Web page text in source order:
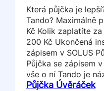
Která půjčka je
Tando? Maximálně
Kč Kolik zaplatíte
200 Kč Ukončená
zápisem v SOLUS
Půjčka se zápisem
vše o ní Tando je
Půjčka Úvěráček